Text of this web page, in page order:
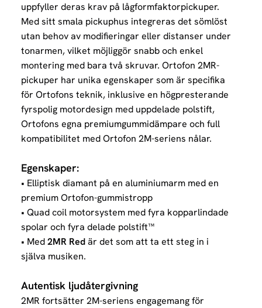
uppfyller deras krav på lågformfaktorpickuper.
Med sitt smala pickuphus integreras det sömlöst
utan behov av modifieringar eller distanser under
tonarmen, vilket möjliggör snabb och enkel
montering med bara två skruvar. Ortofon 2MR-
pickuper har unika egenskaper som är specifika
för Ortofons teknik, inklusive en högpresterande
fyrspolig motordesign med uppdelade polstift,
Ortofons egna premiumgummidämpare och full
kompatibilitet med Ortofon 2M-seriens nålar.
Egenskaper:
• Elliptisk diamant på en aluminiumarm med en
premium Ortofon-gummistropp
• Quad coil motorsystem med fyra kopparlindade
spolar och fyra delade polstift™
• Med2MR Redär det som att ta ett steg in i
själva musiken.
Autentisk ljudåtergivning
2MR fortsätter 2M-seriens engagemang för